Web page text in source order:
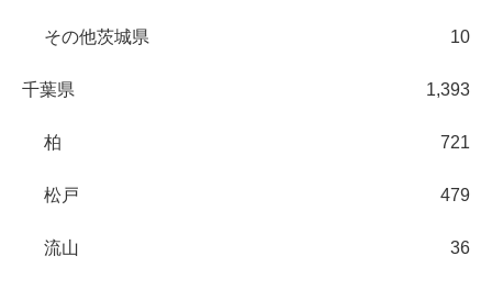
その他茨城県 10
千葉県 1,393
柏 721
松戸 479
流山 36